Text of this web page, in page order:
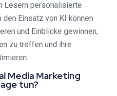
Lesern personalisierte
Einsatz von KI können
und Einblicke gewinnen,
zu treffen und ihre
Media Marketing
tun?